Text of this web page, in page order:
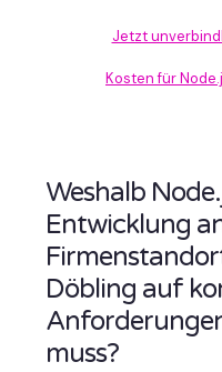
Jetzt
Kosten für
Weshalb
Entwicklung
Döbling auf
muss?